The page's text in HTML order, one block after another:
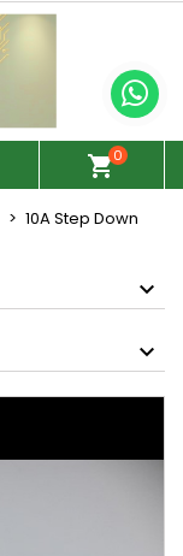
shopping_cart0
10A Step Down